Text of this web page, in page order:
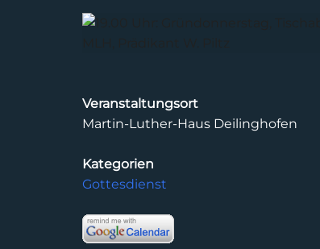
Veranstaltungsort
Martin-Luther-Haus Deilinghofen
Kategorien
Gottesdienst